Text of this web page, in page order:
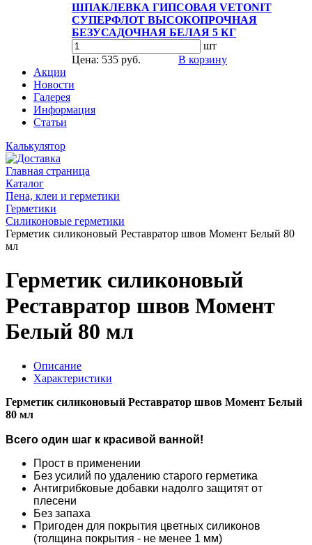
ШПАКЛЕВКА ГИПСОВАЯ VETONIT
СУПЕРФЛОТ ВЫСОКОПРОЧНАЯ
БЕЗУСАДОЧНАЯ БЕЛАЯ 5 КГ
шт
Цена: 535 руб.
В корзину
Акции
Новости
Галерея
Информация
Статьи
Калькулятор
Главная страница
Каталог
Пена, клеи и герметики
Герметики
Силиконовые герметики
Герметик силиконовый Реставратор швов Момент Белый 80
мл
Герметик силиконовый
Реставратор швов Момент
Белый 80 мл
Описание
Характеристики
Герметик силиконовый Реставратор швов Момент Белый
80 мл
Всего один шаг к красивой ванной!
Прост в применении
Без усилий по удалению старого герметика
Антигрибковые добавки надолго защитят от
плесени
Без запаха
Пригоден для покрытия цветных силиконов
(толщина покрытия - не менее 1 мм)